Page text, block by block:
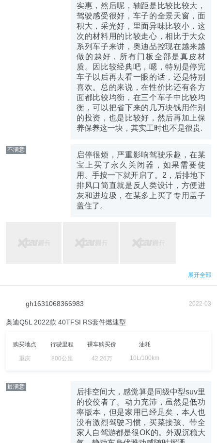
实惠，然后呢，轴距是比较比较大，
驾驶感受很好，车子的全景天窗，面
积大，采光好，里面异味比较小，这
次的材料用的比较走心，相比于大众
系列车子来讲，奥迪品控现在越来越
做的越好，所有门板全部是真皮材
质。因比较经典吧，嗯，特别是停完
车子以后再去看一眼的话，还是特别
喜欢。总的来说，在性价比还有各方
面都比较均衡，在三个车子中比较均
衡，可以把省下来的几万块钱用作别
的投资，也是比较好，然后再加上保
养保养这一块，其实工时也不是很贵.
不满意
启停很烦，严重影响驾驶乐趣，在某
宝上买了永久关闭器，如果需要使
用、手按一下就开启了。2，后排地下
排风口简直就是反人类设计，方便进
灰和进垃圾，在某多上买了专用盖子
盖住了。
展开全部
gh1631068366983 2022-03
奥迪Q5L 2022款 40TFSI RS套件燃速型
购买地点
重庆
行驶里程
800公里
裸车购买价
42.26万
油耗
10L/100km
最满意
后排空间大，感觉算是同级中型suv里
的佼佼者了。动力充沛，虽然是低功
率版本，但是家用已经足矣，本人也
没有激烈驾驶习惯，买菜接孩、带全
家人自驾游都是很OK的。外观沉稳大